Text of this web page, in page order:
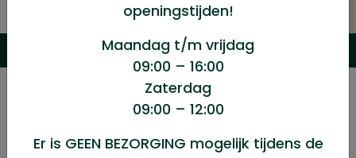
Hang en Sluitwerk/
Kruisheng 400mm licht zwart
openingstijden!
Maandag t/m vrijdag
09:00 – 16:00
Zaterdag
09:00 – 12:00
Er is GEEN BEZORGING mogelijk tijdens de